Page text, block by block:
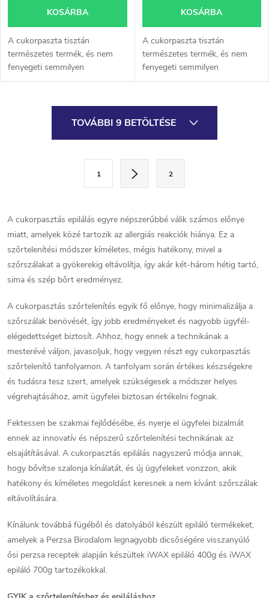
KOSÁRBA
A cukorpaszta tisztán
természetes termék, és nem
fenyegeti semmilyen
mellékhatás vagy allergiás
KOSÁRBA
A cukorpaszta tisztán
természetes termék, és nem
fenyegeti semmilyen
mellékhatás vagy allergiás
a
i
r
á
n
y
í
t
á
s
e
l
e
m
e
i
TOVÁBBI 9 BETÖLTÉSE
o
z
á
s
1 2
A cukorpasztás epilálás egyre népszerűbbé válik számos előnye
miatt, amelyek közé tartozik az allergiás reakciók hiánya. Ez a
szőrtelenítési módszer kíméletes, mégis hatékony, mivel a
szőrszálakat a gyökerekig eltávolítja, így akár két-három hétig tartó,
sima és szép bőrt eredményez.
A cukorpasztás szőrtelenítés egyik fő előnye, hogy minimalizálja a
szőrszálak benövését, így jobb eredményeket és nagyobb ügyfél-
elégedettséget biztosít. Ahhoz, hogy ennek a technikának a
mesterévé váljon, javasoljuk, hogy vegyen részt egy cukorpasztás
szőrtelenítő tanfolyamon. A tanfolyam során értékes készségekre
és tudásra tesz szert, amelyek szükségesek a módszer helyes
végrehajtásához, amit ügyfelei biztosan értékelni fognak.
Fektessen be szakmai fejlődésébe, és nyerje el ügyfelei bizalmát
ennek az innovatív és népszerű szőrtelenítési technikának az
elsajátításával. A cukorpasztás epilálás nagyszerű módja annak,
hogy bővítse szalonja kínálatát, és új ügyfeleket vonzzon, akik
hatékony és kíméletes megoldást keresnek a nem kívánt szőrszálak
eltávolítására.
Kínálunk továbbá fügéből és datolyából készült epiláló termékeket,
amelyek a Perzsa Birodalom legnagyobb dicsőségére visszanyúló
ősi perzsa receptek alapján készültek iWAX epiláló 400g és iWAX
epiláló 700g tartozékokkal.